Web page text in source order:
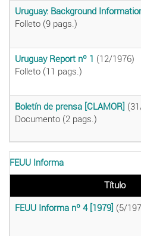
Uruguay: Background
Folleto (9 pags.)
Uruguay Report nº 1 (12/1976)
Folleto (11 pags.)
Boletín de prensa [CLAMOR]
Documento (2 pags.)
FEUU Informa
Título
FEUU Informa nº 4 [1979] (5/